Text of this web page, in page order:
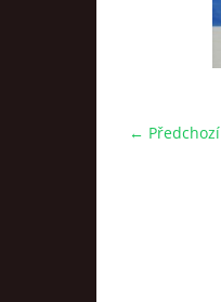
← Předchozí